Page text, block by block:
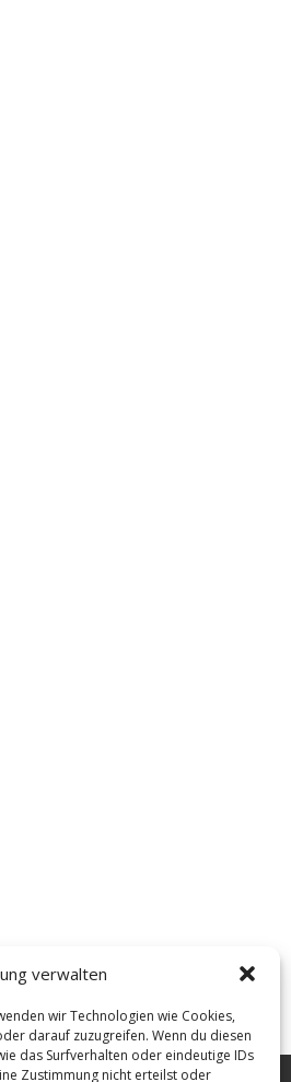
verwalten
wir Technologien wie Cookies,
darauf zuzugreifen. Wenn du diesen
das Surfverhalten oder eindeutige IDs
Zustimmung nicht erteilst oder